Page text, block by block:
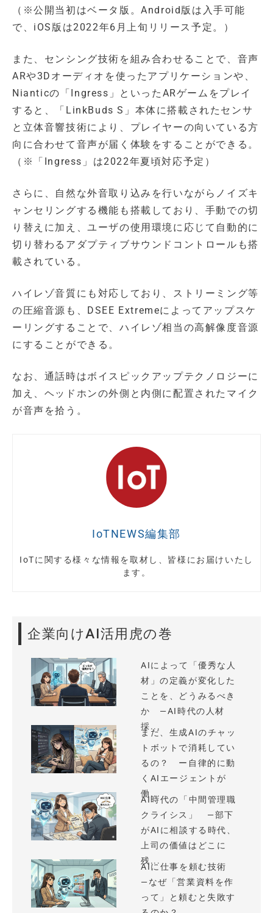
（※公開当初はベータ版。Android版は入手可能
で、iOS版は2022年6月上旬リリース予定。）
また、センシング技術を組み合わせることで、音声
ARや3Dオーディオを使ったアプリケーションや、
Nianticの「Ingress」といったARゲームをプレイ
すると、「LinkBuds S」本体に搭載されたセンサ
と立体音響技術により、プレイヤーの向いている方
向に合わせて音声が届く体験をすることができる。
（※「Ingress」は2022年夏頃対応予定）
さらに、自然な外音取り込みを行いながらノイズキ
ャンセリングする機能も搭載しており、手動での切
り替えに加え、ユーザの使用環境に応じて自動的に
切り替わるアダプティブサウンドコントロールも搭
載されている。
ハイレゾ音質にも対応しており、ストリーミング等
の圧縮音源も、DSEE Extremeによってアップスケ
ーリングすることで、ハイレゾ相当の高解像度音源
にすることができる。
なお、通話時はボイスピックアップテクノロジーに
加え、ヘッドホンの外側と内側に配置されたマイク
が音声を拾う。
IoTNEWS編集部
IoTに関する様々な情報を取材し、皆様にお届けいたし
ます。
企業向けAI活用虎の巻
AIによって「優秀な人
材」の定義が変化した
ことを、どうみるべき
か —AI時代の人材
採...
まだ、生成AIのチャッ
トボットで消耗してい
るの？ ー自律的に動
くAIエージェントが
働...
AI時代の「中間管理職
クライシス」 —部下
がAIに相談する時代、
上司の価値はどこに
残...
AIに仕事を頼む技術
—なぜ「営業資料を作
って」と頼むと失敗す